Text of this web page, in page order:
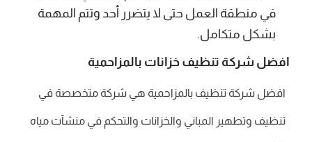
في منطقة العمل حتى لا يتضرر أحد وتتم المهمة
بشكل متكامل.
افضل شركة تنظيف خزانات بالمزاحمية
افضل شركة تنظيف بالمزاحمية هي شركة متخصصة في
تنظيف وتطهير المباني والخزانات والتحكم في منشآت مياه